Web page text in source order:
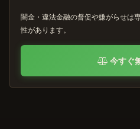
闇金・違法金融の督促や嫌がらせは
性があります。
今すぐ